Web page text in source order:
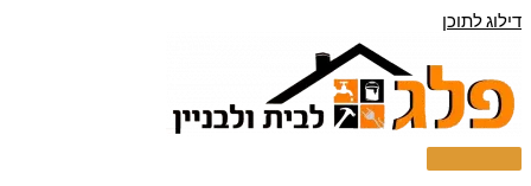
דילוג לתוכן